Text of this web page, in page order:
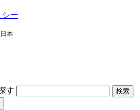
シー
本
す
検索